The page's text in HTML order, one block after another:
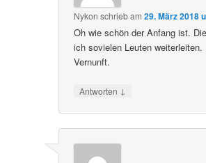
Nykon schriebam29. März 2018
Oh wie schön der Anfang ist.
ich sovielen Leuten
Vernunft.
Antworten ↓